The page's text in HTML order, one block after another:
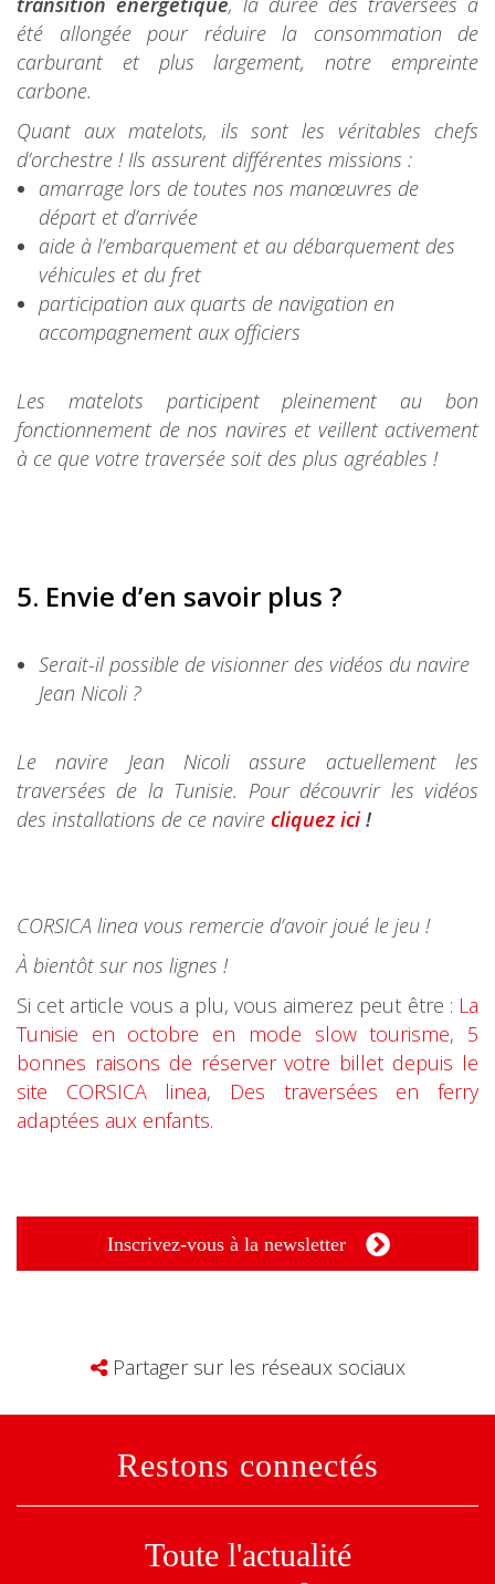
été allongée pour réduire la consommation de
carburant et plus largement, notre empreinte
carbone.
Quant aux matelots, ils sont les véritables chefs
d’orchestre ! Ils assurent différentes missions :
amarrage lors de toutes nos manœuvres de
départ et d’arrivée
aide à l’embarquement et au débarquement des
véhicules et du fret
participation aux quarts de navigation en
accompagnement aux officiers
Les matelots participent pleinement au bon
fonctionnement de nos navires et veillent activement
à ce que votre traversée soit des plus agréables !
5. Envie d’en savoir plus ?
Serait-il possible de visionner des vidéos du navire
Jean Nicoli ?
Le navire Jean Nicoli assure actuellement les
traversées de la Tunisie. Pour découvrir les vidéos
des installations de ce navire cliquez ici!
CORSICA linea vous remercie d’avoir joué le jeu !
À bientôt sur nos lignes !
Si cet article vous a plu, vous aimerez peut être : La
Tunisie en octobre en mode slow tourisme, 5
bonnes raisons de réserver votre billet depuis le
site CORSICA linea, Des traversées en ferry
adaptées aux enfants.
Inscrivez-vous à la newsletter
Partager sur les réseaux sociaux
Restons connectés
Toute l'actualité